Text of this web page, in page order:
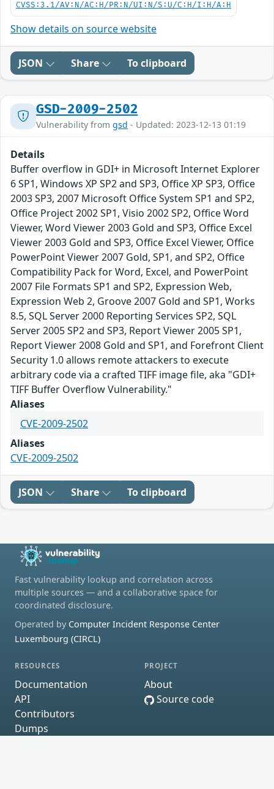
CVSS:3.1/AV:N/AC:H/PR:N/UI:N/S:U/C:H/I:H/A:H
Show details on source website
JSON Share To clipboard
GSD-2009-2502
Vulnerability from gsd - Updated: 2023-12-13 01:19
Details
Buffer overflow in GDI+ in Microsoft Internet Explorer
6 SP1, Windows XP SP2 and SP3, Office XP SP3, Office
2003 SP3, 2007 Microsoft Office System SP1 and SP2,
Office Project 2002 SP1, Visio 2002 SP2, Office Word
Viewer, Word Viewer 2003 Gold and SP3, Office Excel
Viewer 2003 Gold and SP3, Office Excel Viewer, Office
PowerPoint Viewer 2007 Gold, SP1, and SP2, Office
Compatibility Pack for Word, Excel, and PowerPoint
2007 File Formats SP1 and SP2, Expression Web,
Expression Web 2, Groove 2007 Gold and SP1, Works
8.5, SQL Server 2000 Reporting Services SP2, SQL
Server 2005 SP2 and SP3, Report Viewer 2005 SP1,
Report Viewer 2008 Gold and SP1, and Forefront Client
Security 1.0 allows remote attackers to execute
arbitrary code via a crafted TIFF image file, aka "GDI+
TIFF Buffer Overflow Vulnerability."
Aliases
CVE-2009-2502
Aliases
CVE-2009-2502
JSON Share To clipboard
Fast vulnerability lookup and correlation across
multiple sources — and a collaborative space for
coordinated disclosure.
Operated by Computer Incident Response Center
Luxembourg (CIRCL)
RESOURCES
Documentation
API
Contributors
Dumps
PROJECT
About
Source code